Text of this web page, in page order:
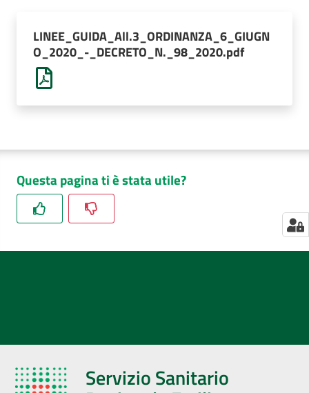
LINEE_GUIDA_All.3_ORDINANZA_6_GIUGN
O_2020_-_DECRETO_N._98_2020.pdf
Questa pagina ti è stata utile?
Servizio Sanitario